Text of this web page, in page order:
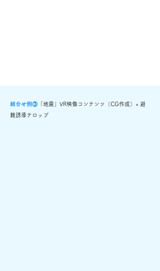
組合せ例③ 「地震」VR映像コンテンツ（CG作成）+ 避
難誘導テロップ